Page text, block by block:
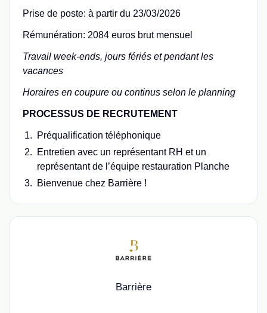
Prise de poste: à partir du 23/03/2026
Rémunération: 2084 euros brut mensuel
Travail week-ends, jours fériés et pendant les
vacances
Horaires en coupure ou continus selon le planning
PROCESSUS DE RECRUTEMENT
Préqualification téléphonique
Entretien avec un représentant RH et un
représentant de l’équipe restauration Planche
Bienvenue chez Barrière !
Barrière